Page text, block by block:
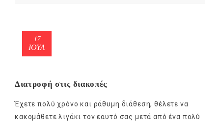
17
ΙΟΎΛ
Διατροφή στις διακοπές
Έχετε πολύ χρόνο και ράθυμη διάθεση, θέλετε να
κακομάθετε λιγάκι τον εαυτό σας μετά από ένα πολύ